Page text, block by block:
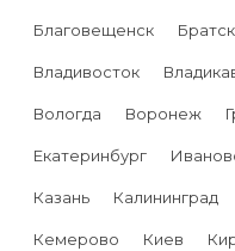
Благовещенск Братск
Владивосток
Вологда Воронеж
Екатеринбург
Казань Калининград
Кемерово Киев